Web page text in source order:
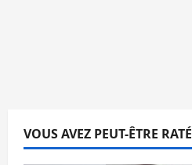
VOUS AVEZ PEUT-ÊTRE RATÉ